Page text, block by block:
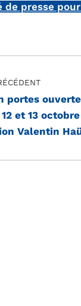
de presse
portes
et 13
Valentin